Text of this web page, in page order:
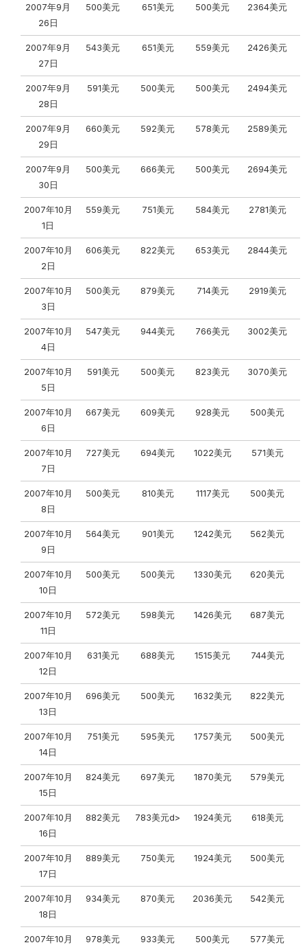
2007年9月
26日
500美元 651美元 500美元 2364美元
2007年9月
27日
543美元 651美元 559美元 2426美元
2007年9月
28日
591美元 500美元 500美元 2494美元
2007年9月
29日
660美元 592美元 578美元 2589美元
2007年9月
30日
500美元 666美元 500美元 2694美元
2007年10月
1日
559美元 751美元 584美元 2781美元
2007年10月
2日
606美元 822美元 653美元 2844美元
2007年10月
3日
500美元 879美元 714美元 2919美元
2007年10月
4日
547美元 944美元 766美元 3002美元
2007年10月
5日
591美元 500美元 823美元 3070美元
2007年10月
6日
667美元 609美元 928美元 500美元
2007年10月
7日
727美元 694美元 1022美元 571美元
2007年10月
8日
500美元 810美元 1117美元 500美元
2007年10月
9日
564美元 901美元 1242美元 562美元
2007年10月
10日
500美元 500美元 1330美元 620美元
2007年10月
11日
572美元 598美元 1426美元 687美元
2007年10月
12日
631美元 688美元 1515美元 744美元
2007年10月
13日
696美元 500美元 1632美元 822美元
2007年10月
14日
751美元 595美元 1757美元 500美元
2007年10月
15日
824美元 697美元 1870美元 579美元
2007年10月
16日
882美元 783美元d> 1924美元 618美元
2007年10月
17日
889美元 750美元 1924美元 500美元
2007年10月
18日
934美元 870美元 2036美元 542美元
2007年10月
978美元 933美元 500美元 577美元